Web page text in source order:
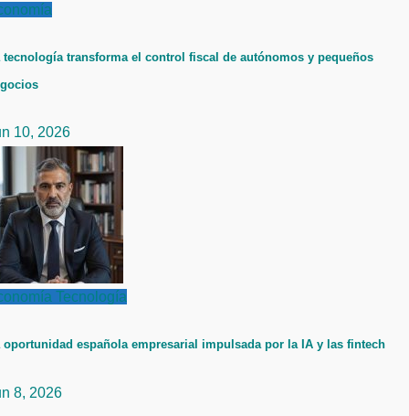
tecnología transforma el control fiscal de autónomos y pequeños
10, 2026
Tecnología
oportunidad española empresarial impulsada por la IA y las fintech
8, 2026